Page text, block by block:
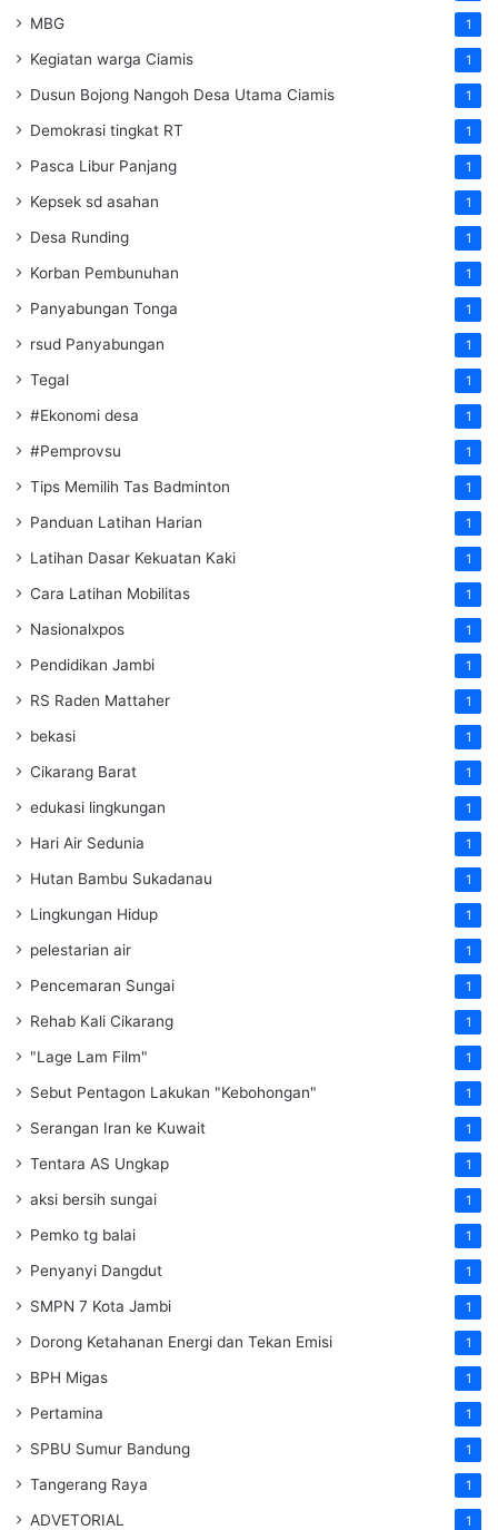
MBG 1
Kegiatan warga Ciamis 1
Dusun Bojong Nangoh Desa Utama Ciamis 1
Demokrasi tingkat RT 1
Pasca Libur Panjang 1
Kepsek sd asahan 1
Desa Runding 1
Korban Pembunuhan 1
Panyabungan Tonga 1
rsud Panyabungan 1
Tegal 1
#Ekonomi desa 1
#Pemprovsu 1
Tips Memilih Tas Badminton 1
Panduan Latihan Harian 1
Latihan Dasar Kekuatan Kaki 1
Cara Latihan Mobilitas 1
Nasionalxpos 1
Pendidikan Jambi 1
RS Raden Mattaher 1
bekasi 1
Cikarang Barat 1
edukasi lingkungan 1
Hari Air Sedunia 1
Hutan Bambu Sukadanau 1
Lingkungan Hidup 1
pelestarian air 1
Pencemaran Sungai 1
Rehab Kali Cikarang 1
"Lage Lam Film" 1
Sebut Pentagon Lakukan "Kebohongan" 1
Serangan Iran ke Kuwait 1
Tentara AS Ungkap 1
aksi bersih sungai 1
Pemko tg balai 1
Penyanyi Dangdut 1
SMPN 7 Kota Jambi 1
Dorong Ketahanan Energi dan Tekan Emisi 1
BPH Migas 1
Pertamina 1
SPBU Sumur Bandung 1
Tangerang Raya 1
ADVETORIAL 1